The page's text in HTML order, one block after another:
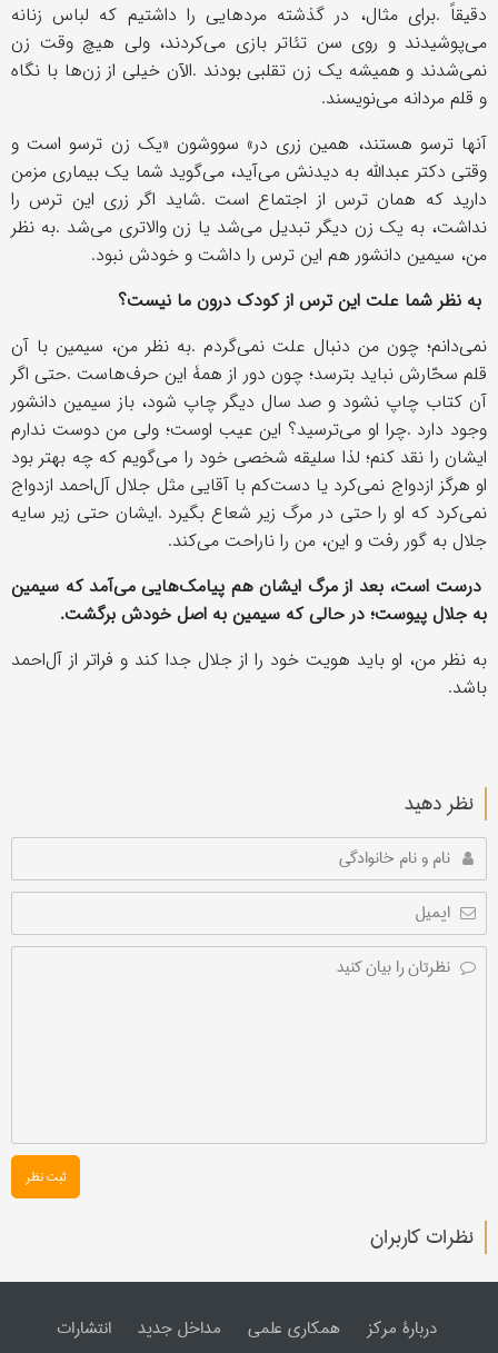
دقیقاً.برای مثال، در گذشته مردهایی را داشتیم که لباس زنانه
میپوشیدند و روی سن تئاتر بازی میکردند، ولی هیچ وقت زن
نمیشدند و همیشه یک زن تقلبی بودند .الآن خیلی از زنها با نگاه
و قلم مردانه مینویسند.
آنها ترسو هستند، همین زری در« سووشون »یک زن ترسو است و
وقتی دکتر عبدالله به دیدنش میآید، میگوید شما یک بیماری مزمن
دارید که همان ترس از اجتماع است.شاید اگر زری این ترس را
نداشت، به یک زن دیگر تبدیل میشد یا زن والاتری میشد .به نظر
من، سیمین دانشور هم این ترس را داشت و خودش نبود.
به نظر شما علت این ترس از کودک درون ما نیست؟
نمیدانم؛ چون من دنبال علت نمیگردم .به نظر من، سیمین با آن
قلم سحّارش نباید بترسد؛ چون دور از همۀ این حرفهاست.حتی اگر
آن کتاب چاپ نشود و صد سال دیگر چاپ شود، باز سیمین دانشور
وجود دارد .چرا او میترسید؟ این عیب اوست؛ ولی من دوست ندارم
ایشان را نقد کنم؛ لذا سلیقه شخصی خود را میگویم که چه بهتر بود
او هرگز ازدواج نمیکرد یا دستکم با آقایی مثل جلال آلاحمد ازدواج
نمیکرد که او را حتی در مرگ زیر شعاع بگیرد .ایشان حتی زیر سایه
جلال به گور رفت و این، من را ناراحت میکند.
درست است، بعد از مرگ ایشان هم پیامکهایی میآمد که سیمین
به جلال پیوست؛ در حالی که سیمین به اصل خودش برگشت.
به نظر من، او باید هویت خود را از جلال جدا کند و فراتر از آلاحمد
باشد.
نظر دهید
ثبت نظر
نظرات کاربران
دربارۀ مرکز همکاری علمی مداخل جدید انتشارات